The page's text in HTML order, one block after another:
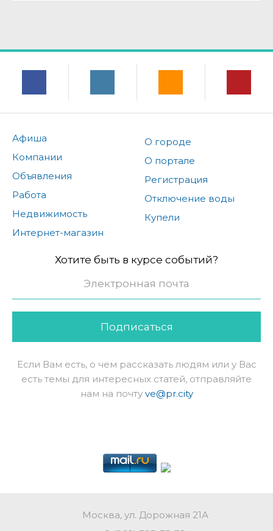
Афиша
Компании
Объявления
Работа
Недвижимость
Интернет-магазин
О городе
О портале
Регистрация
Отключение воды
Купели
Хотите быть в курсе событий?
Подписаться
Если Вам есть, о чем рассказать людям или у Вас
есть темы для интересных статей, отправляйте
нам на почту ve@pr.city
Москва, ул. Дорожная 21А